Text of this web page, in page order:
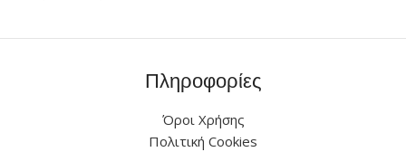
Πληροφορίες
Όροι Χρήσης
Πολιτική Cookies